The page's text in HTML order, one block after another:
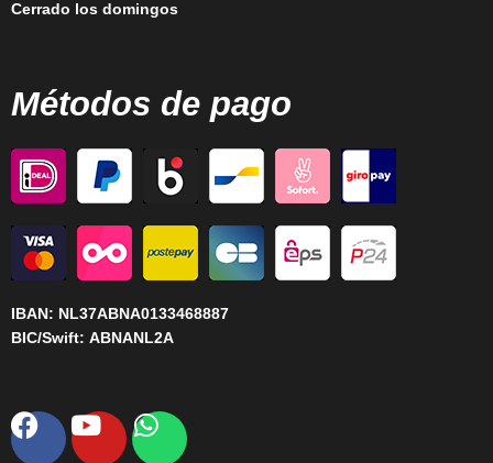
Cerrado los domingos
Métodos de pago
IBAN: NL37ABNA0133468887
BIC/Swift: ABNANL2A
Facebook
YoutubeWhatsapp